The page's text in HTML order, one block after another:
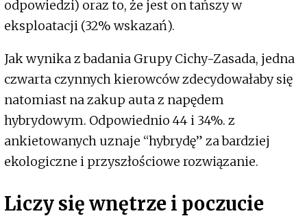
odpowiedzi) oraz to, że jest on tańszy w
eksploatacji (32% wskazań).
Jak wynika z badania Grupy Cichy-Zasada, jedna
czwarta czynnych kierowców zdecydowałaby się
natomiast na zakup auta z napędem
hybrydowym. Odpowiednio 44 i 34%. z
ankietowanych uznaje “hybrydę” za bardziej
ekologiczne i przyszłościowe rozwiązanie.
Liczy się wnętrze i poczucie